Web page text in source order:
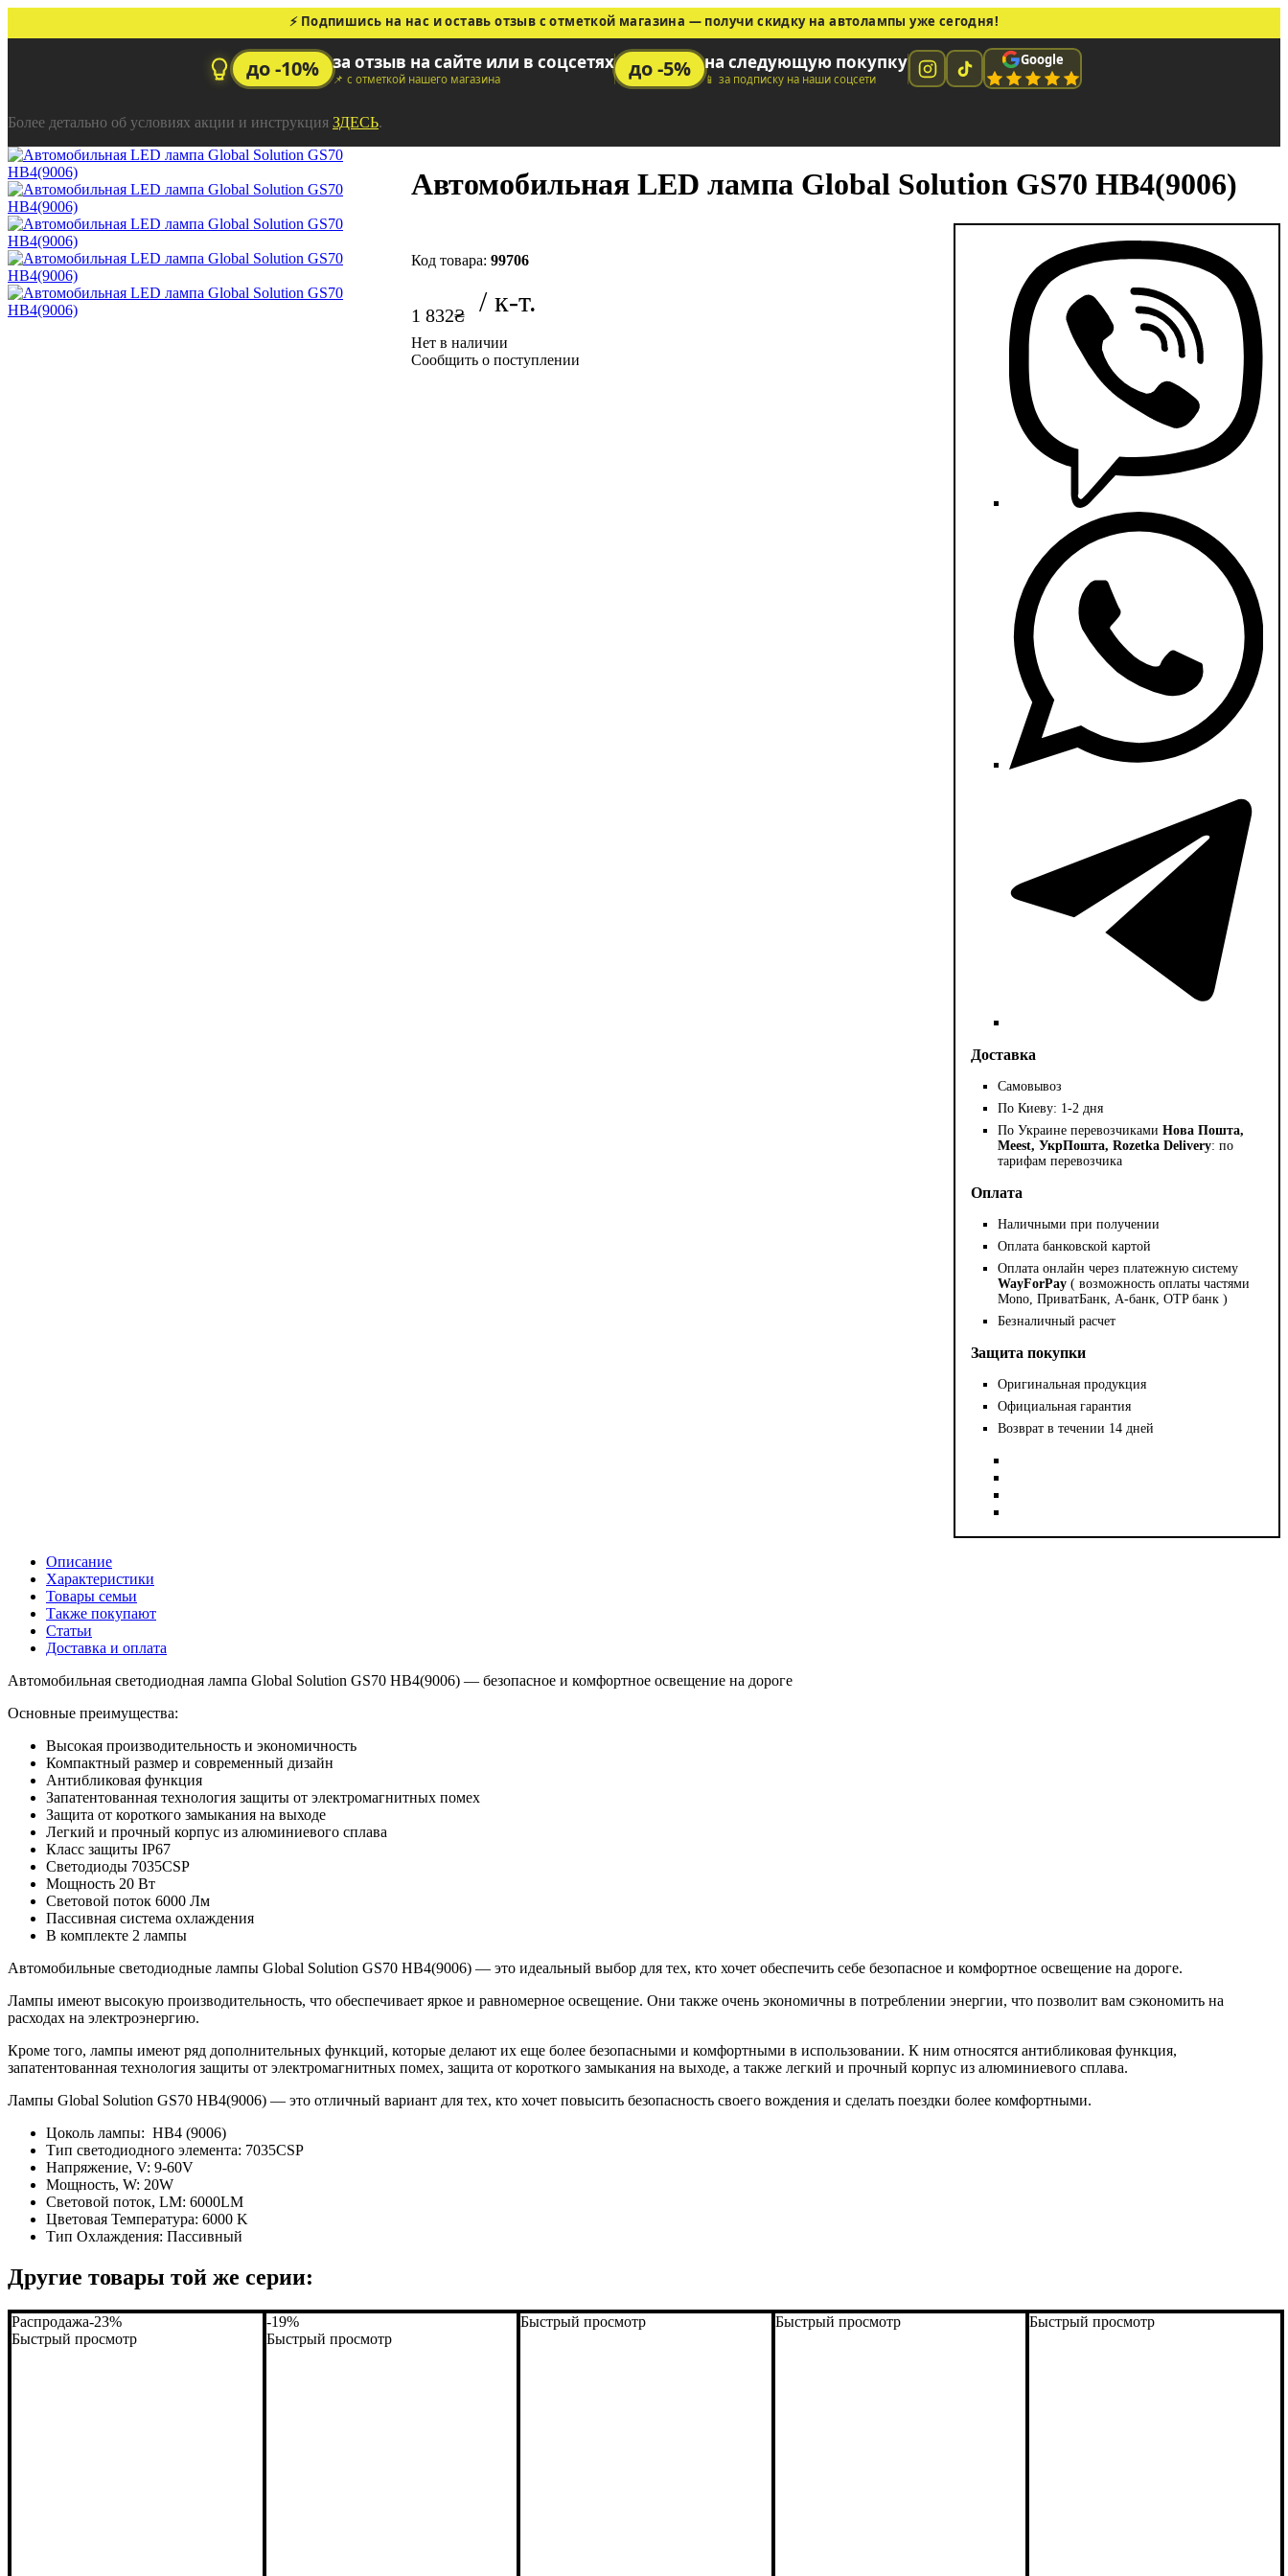
⚡ Подпишись на нас и оставь отзыв с отметкой магазина — получи скидку на автолампы уже сегодня!
до -10% за отзыв на сайте или в соцсетях
📌 с отметкой нашего магазина до -5% на следующую покупку
📱 за подписку на наши соцсети
Google
Более детально об условиях акции и инструкция ЗДЕСЬ.
Автомобильная LED лампа Global Solution GS70 HB4(9006)
99706
1 832₴
Сообщить о поступлении
Доставка
Самовывоз
По Киеву: 1-2 дня
По Украине перевозчикамиНова Пошта,
Meest, УкрПошта, Rozetka Delivery: по
тарифам перевозчика
Оплата
Наличными при получении
Оплата банковской картой
Оплата онлайн через платежную систему
WayForPay( возможность оплаты частями
Mono, ПриватБанк, А-банк, OTP банк )
Безналичный расчет
Защита покупки
Оригинальная продукция
Официальная гарантия
Возврат в течении 14 дней
Описание
Характеристики
Товары семьи
Также покупают
Статьи
Доставка и оплата
Автомобильная светодиодная лампа Global Solution GS70 HB4(9006) — безопасное и комфортное освещение на дороге
Основные преимущества:
Высокая производительность и экономичность
Компактный размер и современный дизайн
Антибликовая функция
Запатентованная технология защиты от электромагнитных помех
Защита от короткого замыкания на выходе
Легкий и прочный корпус из алюминиевого сплава
Класс защиты IP67
Светодиоды 7035CSP
Мощность 20 Вт
Световой поток 6000 Лм
Пассивная система охлаждения
В комплекте 2 лампы
Автомобильные светодиодные лампы Global Solution GS70 HB4(9006) — это идеальный выбор для тех, кто хочет обеспечить себе безопасное и комфортное освещение на дороге.
Лампы имеют высокую производительность, что обеспечивает яркое и равномерное освещение. Они также очень экономичны в потреблении энергии, что позволит вам сэкономить на
расходах на электроэнергию.
Кроме того, лампы имеют ряд дополнительных функций, которые делают их еще более безопасными и комфортными в использовании. К ним относятся антибликовая функция,
запатентованная технология защиты от электромагнитных помех, защита от короткого замыкания на выходе, а также легкий и прочный корпус из алюминиевого сплава.
Лампы Global Solution GS70 HB4(9006) — это отличный вариант для тех, кто хочет повысить безопасность своего вождения и сделать поездки более комфортными.
Цоколь лампы: HB4 (9006)
Тип светодиодного элемента: 7035CSP
Напряжение, V: 9-60V
Мощность, W: 20W
Световой поток, LM: 6000LM
Цветовая Температура: 6000 K
Тип Охлаждения: Пассивный
Другие товары той же серии:
Распродажа-23%
Быстрый просмотр
-19%
Быстрый просмотр
Быстрый просмотр Быстрый просмотр Быстрый просмотр